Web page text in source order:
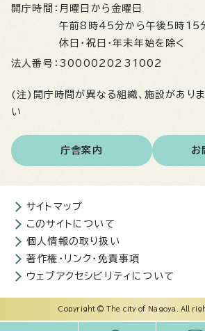
開庁時間： 月曜日から金曜日
午前8時45分から午後5時15
休日・祝日・年末年始を除く
法人番号： 3000020231002
(注)開庁時間が異なる組織、施設があり
い
庁舎案内 お
サイトマップ
このサイトについて
個人情報の取り扱い
著作権・リンク・免責事項
ウェブアクセシビリティについて
Copyright © The city of Nagoya. All